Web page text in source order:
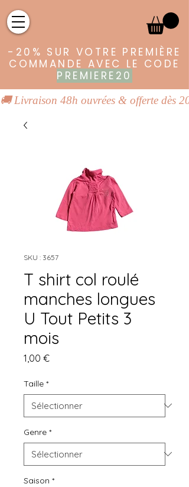
-20% SUR VOTRE PREMIÈRE
COMMANDE AVEC LE CODE
PREMIERE20
🚚 Livraison 48h ouvrées & offerte dès
SKU : 3657
T shirt col roulé
manches longues
U Tout Petits 3
mois
1,00 €Prix
Taille *
Genre *
Saison *